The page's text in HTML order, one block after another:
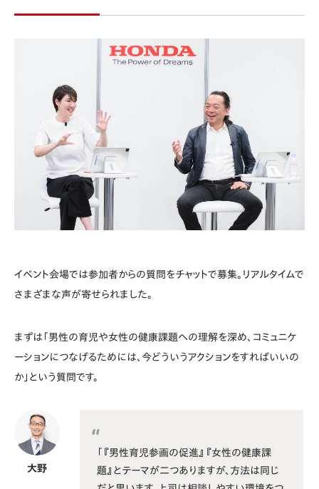
イベント会場では参加者からの質問をチャットで募集。リアルタイムで
さまざまな声が寄せられました。
まずは「男性の育児や女性の健康課題への理解を深め、コミュニケ
ーションにつなげるためには、今どういうアクションをすればいいの
か」という質問です。
大野
「『男性育児参画の促進』『女性の健康課
題』とテーマが二つありますが、方法は同じ